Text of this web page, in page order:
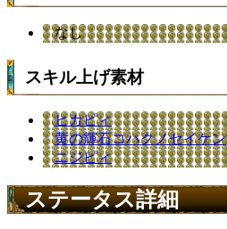
なし
スキル上げ素材
ヒカピィ
黄の輝石コハクノセイケン
ニジピィ
ステータス詳細